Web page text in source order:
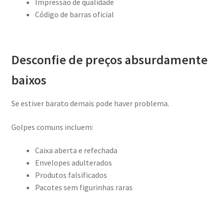
Código de barras oficial
Desconfie de preços absurdamente
baixos
Se estiver barato demais pode haver problema.
Golpes comuns incluem:
Caixa aberta e refechada
Envelopes adulterados
Produtos falsificados
Pacotes sem figurinhas raras